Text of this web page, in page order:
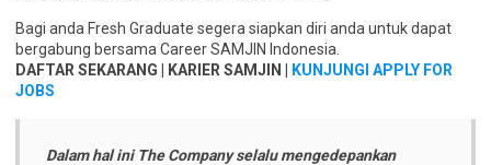
Bagi anda Fresh Graduate segera siapkan diri anda untuk dapat
bergabung bersama Career SAMJIN Indonesia.
DAFTAR SEKARANG | KARIER SAMJIN |
KUNJUNGI APPLY FOR
JOBS
Dalam hal ini The Company selalu mengedepankan